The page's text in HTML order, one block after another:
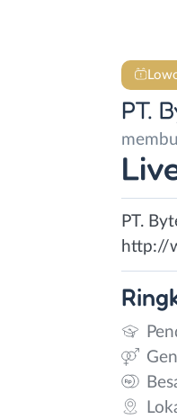
PT.
PT.
http://